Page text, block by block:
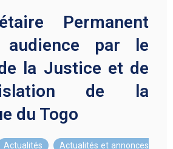
Permanent
par le
la Justice et de
de la
du Togo
Actualités
Actualités et annonces